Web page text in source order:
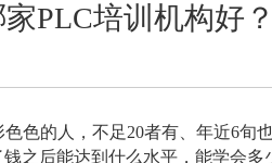
PLC培训机构好
色的人，不足20者有、年近6旬
之后能达到什么水平，能学会